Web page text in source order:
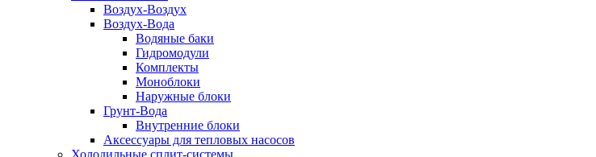
Воздух-Воздух
Воздух-Вода
Водяные баки
Гидромодули
Комплекты
Моноблоки
Наружные блоки
Грунт-Вода
Внутренние блоки
Аксессуары для тепловых насосов